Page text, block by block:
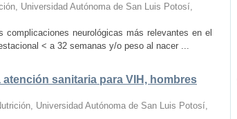
Universidad Autónoma de San Luis Potosí,
complicaciones neurológicas más relevantes en el
< a 32 semanas y/o peso al nacer ...
sanitaria para VIH, hombres
Universidad Autónoma de San Luis Potosí,